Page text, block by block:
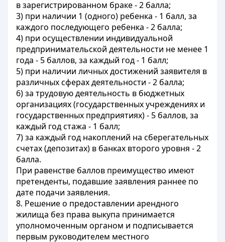
в зарегистрированном браке - 2 балла;
3) при наличии 1 (одного) ребенка - 1 балл, за
каждого последующего ребенка - 2 балла;
4) при осуществлении индивидуальной
предпринимательской деятельности не менее 1
года - 5 баллов, за каждый год - 1 балл;
5) при наличии личных достижений заявителя в
различных сферах деятельности - 2 балла;
6) за трудовую деятельность в бюджетных
организациях (государственных учреждениях и
государственных предприятиях) - 5 баллов, за
каждый год стажа - 1 балл;
7) за каждый год накоплений на сберегательных
счетах (депозитах) в банках второго уровня - 2
балла.
При равенстве баллов преимущество имеют
претенденты, подавшие заявления раннее по
дате подачи заявления.
8. Решение о предоставлении арендного
жилища без права выкупа принимается
уполномоченным органом и подписывается
первым руководителем местного